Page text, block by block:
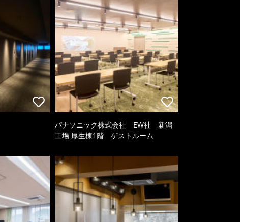
パナソニック株式会社 EW社 新潟
工場 厚生棟1階 ゲストルーム